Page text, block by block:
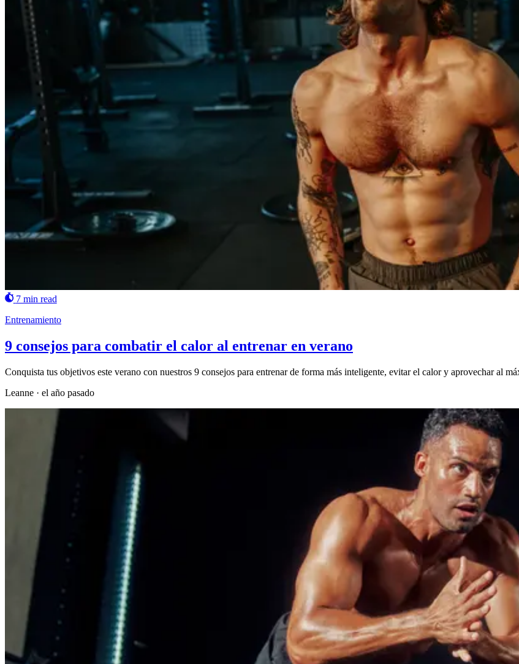
7 min read
Entrenamiento
9 consejos para combatir el calor al entrenar en verano
Conquista tus objetivos este verano con nuestros 9 consejos para entrenar de forma más inteligente, evitar el calor y aprovechar al
Leanne · el año pasado